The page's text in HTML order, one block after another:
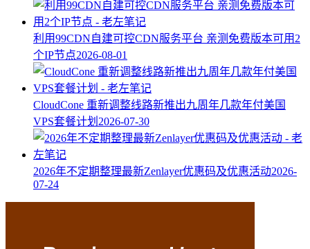
利用99CDN自建可控CDN服务平台 亲测免费版本可用2
个IP节点2026-08-01
CloudCone 重新调整线路新推出九周年几款年付美国
VPS套餐计划 2026-07-30
2026年不定期整理最新Zenlayer优惠码及优惠活动2026-
07-24